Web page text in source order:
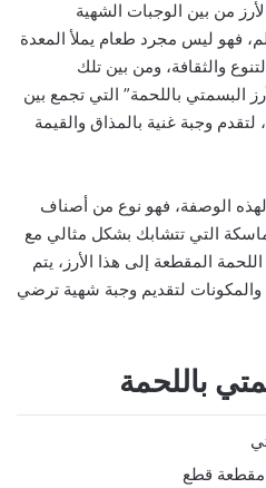
من بين الوجبات الشهية
فهو ليس مجرد طعام يملأ المعدة
والثقافة، ومن بين تلك
البسمتي باللحمة” التي تجمع بين
لتقدم وجبة غنية بالمذاق والقيمة
لهذه الوصفة، فهو نوع من أصناف
التي تتشابك بشكل مثالي مع
المقطعة إلى هذا الأرز، يتم
والمكونات لتقديم وجبة شهية ترضي
باللحمة